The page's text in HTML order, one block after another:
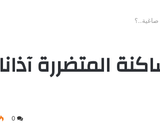
صاغية..؟
المتضررة آذانا
0